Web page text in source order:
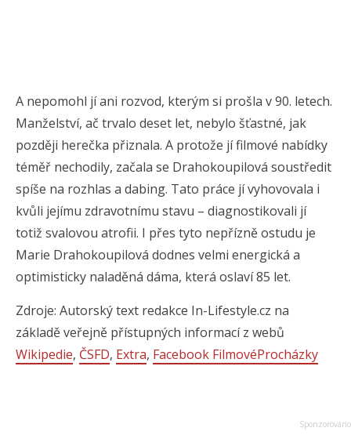
A nepomohl jí ani rozvod, kterým si prošla v 90. letech.
Manželství, ač trvalo deset let, nebylo šťastné, jak
později herečka přiznala. A protože jí filmové nabídky
téměř nechodily, začala se Drahokoupilová soustředit
spíše na rozhlas a dabing. Tato práce jí vyhovovala i
kvůli jejímu zdravotnímu stavu – diagnostikovali jí
totiž svalovou atrofii. I přes tyto nepřízně ostudu je
Marie Drahokoupilová dodnes velmi energická a
optimisticky naladěná dáma, která oslaví 85 let.
Zdroje: Autorský text redakce In-Lifestyle.cz na
základě veřejně přístupných informací z webů
Wikipedie, ČSFD, Extra, Facebook FilmovéProcházky